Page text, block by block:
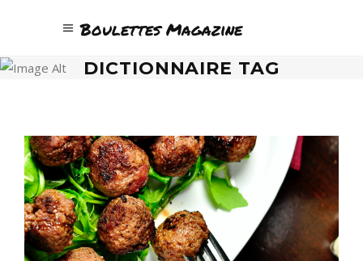
Boulettes Magazine
DICTIONNAIRE TAG